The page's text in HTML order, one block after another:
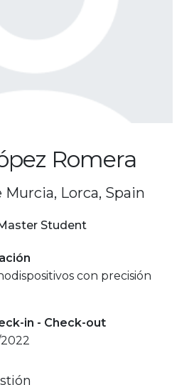
Romera
Lorca, Spain
Student
con precisión
in - Check-out